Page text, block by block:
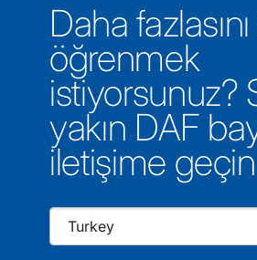
Daha fazlasını
öğrenmek
istiyorsunuz?
yakın DAF
iletişime geçin